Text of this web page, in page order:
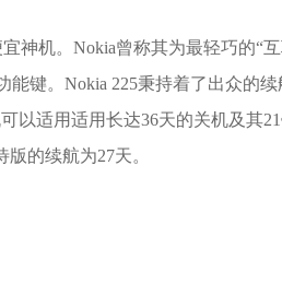
神机。Nokia曾称其为最轻巧的“
能键。Nokia 225秉持着了出众
以适用适用长达36天的关机及其
的续航为27天。